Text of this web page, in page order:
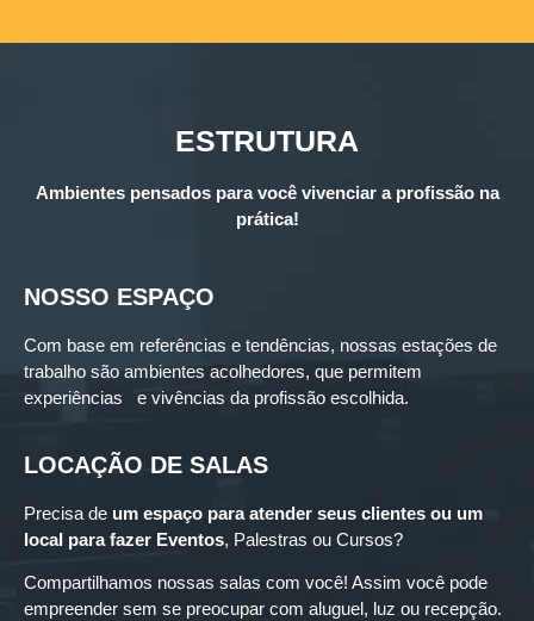
ESTRUTURA
Ambientes pensados para você vivenciar a profissão na
prática!
NOSSO ESPAÇO
Com base em referências e tendências, nossas estações de
trabalho são ambientes acolhedores, que permitem
experiências e vivências da profissão escolhida.
LOCAÇÃO DE SALAS
Precisa de um espaço para atender seus clientes ou um
local para fazer Eventos, Palestras ou Cursos?
Compartilhamos nossas salas com você! Assim você pode
empreender sem se preocupar com aluguel, luz ou recepção.